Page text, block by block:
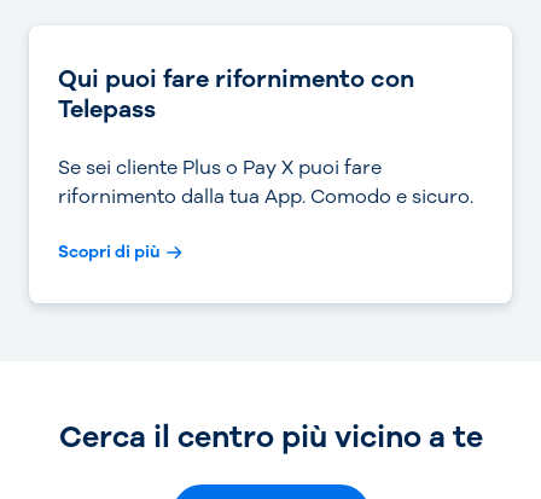
Qui puoi fare rifornimento con
Telepass
Se sei cliente Plus o Pay X puoi fare
rifornimento dalla tua App. Comodo e sicuro.
Scopri di più
Cerca il centro più vicino a te